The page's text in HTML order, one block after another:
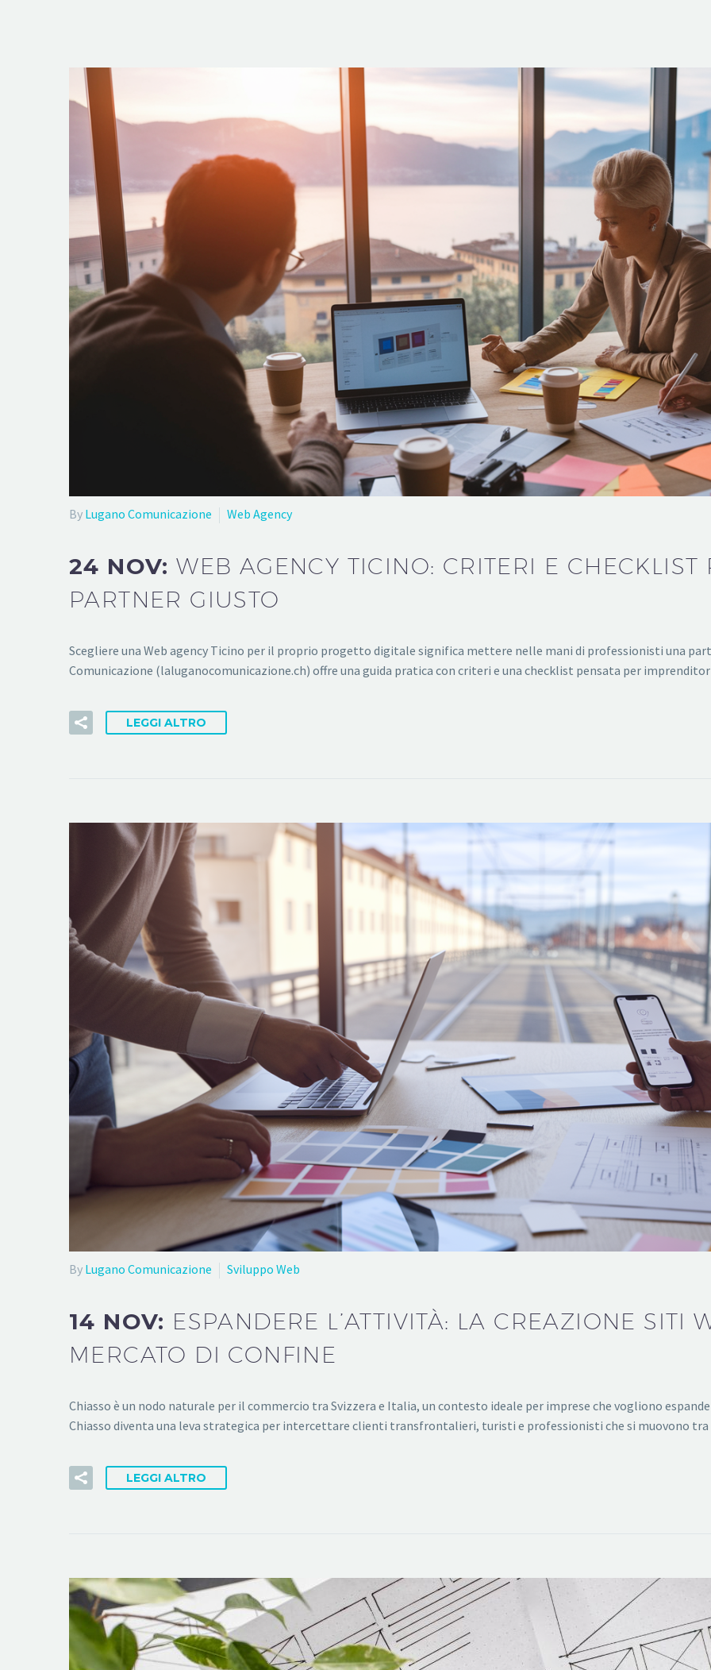
By Lugano Comunicazione Web Agency
24 NOV:WEB AGENCY TICINO: CRITERI E CHECKLIST
PARTNER GIUSTO
Scegliere una Web agency Ticino per il proprio progetto digitale significa mettere nelle mani di professionisti una
Comunicazione (laluganocomunicazione.ch) offre una guida pratica con criteri e una checklist pensata per
LEGGI ALTRO
By Lugano Comunicazione Sviluppo Web
14 NOV: ESPANDERE L’ATTIVITÀ: LA CREAZIONE SITI
MERCATO DI CONFINE
Chiasso è un nodo naturale per il commercio tra Svizzera e Italia, un contesto ideale per imprese che vogliono
Chiasso diventa una leva strategica per intercettare clienti transfrontalieri, turisti e professionisti che si muovono
LEGGI ALTRO